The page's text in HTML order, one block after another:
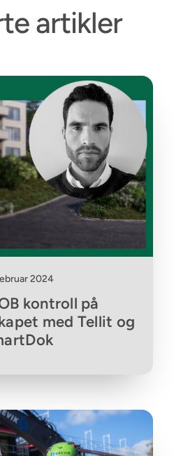
artikler
2024
kontroll på
med Tellit og